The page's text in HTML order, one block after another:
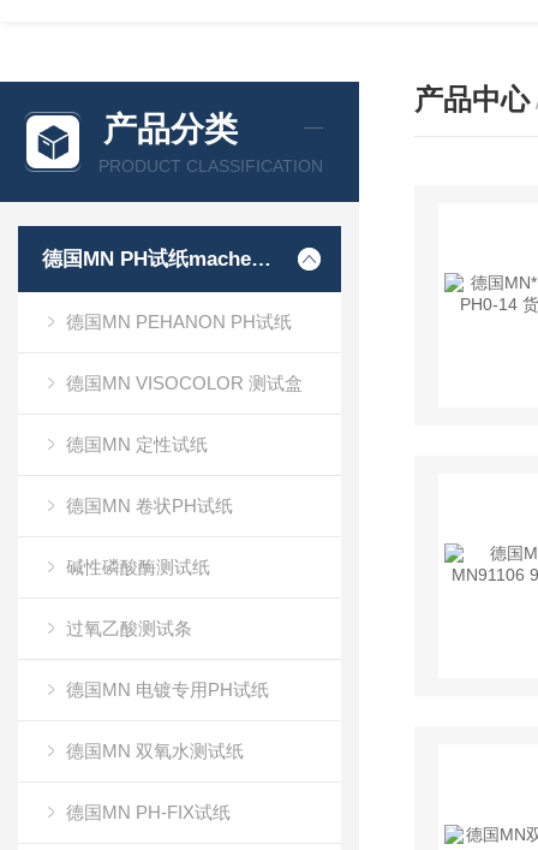
产品分类
PRODUCT CLASSIFICATION
德国MN PH试纸macherey-nagel
德国MN PEHANON PH试纸
德国MN VISOCOLOR 测试盒
德国MN 定性试纸
德国MN 卷状PH试纸
碱性磷酸酶测试纸
过氧乙酸测试条
德国MN 电镀专用PH试纸
德国MN 双氧水测试纸
德国MN PH-FIX试纸
产品中心